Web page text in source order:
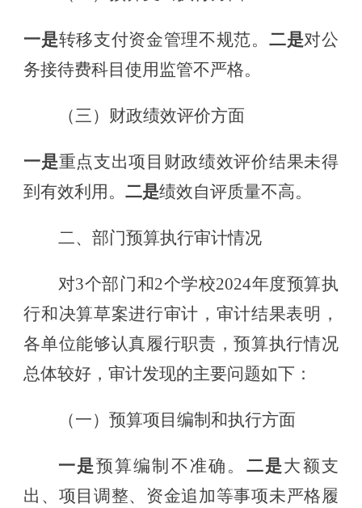
一是转移支付资金管理不规范。 二是对公
务接待费科目使用监管不严格。
（三） 财政绩效评价方面
一是重点支出项目财政绩效评价结果未得
到有效利用 。二是绩效自评质量不高。
二、部门预算执行审计情况
对3个部门和2个学校2024年度预算执
行和决算草案进行审计， 审计结果表明 ，
各单位能够认真履行职责，预算执行情况
总体较好，审计发现的主要问题如下：
（一）预算项目编制和执行方面
一是预算编制不准确。 二是大额支
出、项目 调整、资金追加等事项未严格履